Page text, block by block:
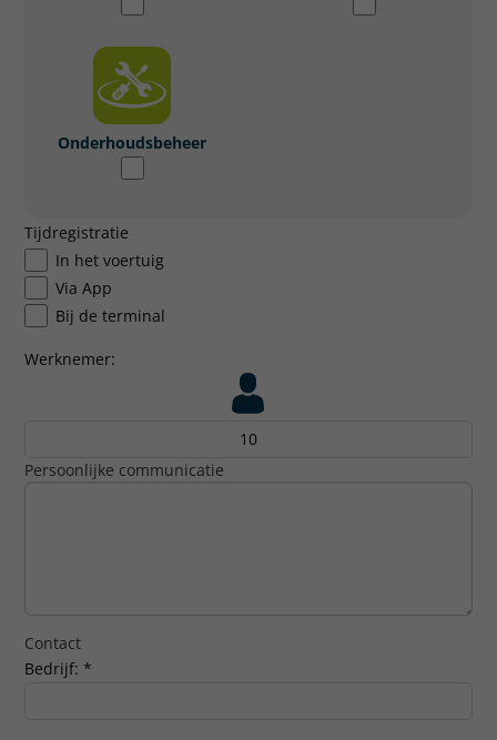
Onderhoudsbeheer
Tijdregistratie
In het voertuig
Via App
Bij de terminal
Werknemer:
Persoonlijke communicatie
Contact
Bedrijf: *